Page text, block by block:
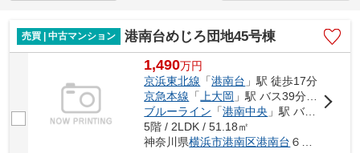
売買 | 中古マンション 港南台めじろ団地45号棟
1,490万円
京浜東北線 「港南台 」駅 徒歩17分
京急本線 「 上大岡 」駅 バス39分 「榎戸（横浜市）」 停歩7分
ブルーライン 「港南中央 」駅 バス30分 「榎戸（横浜市）」 停歩7分
5階 / 2LDK / 51.18㎡
神奈川県横浜市港南区港南台 ６丁目1-25